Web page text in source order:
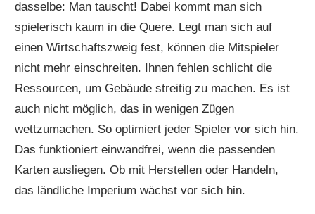
dasselbe: Man tauscht! Dabei kommt man sich
spielerisch kaum in die Quere. Legt man sich auf
einen Wirtschaftszweig fest, können die Mitspieler
nicht mehr einschreiten. Ihnen fehlen schlicht die
Ressourcen, um Gebäude streitig zu machen. Es ist
auch nicht möglich, das in wenigen Zügen
wettzumachen. So optimiert jeder Spieler vor sich hin.
Das funktioniert einwandfrei, wenn die passenden
Karten ausliegen. Ob mit Herstellen oder Handeln,
das ländliche Imperium wächst vor sich hin.